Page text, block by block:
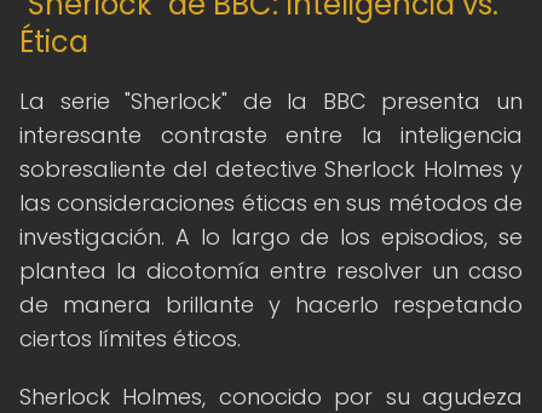
Ética
La serie "Sherlock" de la BBC presenta un
interesante contraste entre la inteligencia
sobresaliente del detective Sherlock Holmes y
las consideraciones éticas en sus métodos de
investigación. A lo largo de los episodios, se
plantea la dicotomía entre resolver un caso
de manera brillante y hacerlo respetando
ciertos límites éticos.
Sherlock Holmes, conocido por su agudeza